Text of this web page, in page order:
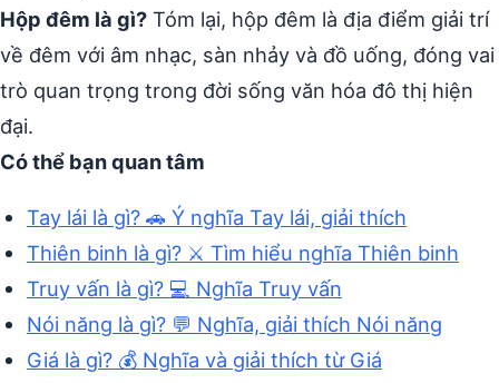
Hộp đêm là gì? Tóm lại, hộp đêm là địa điểm giải trí
về đêm với âm nhạc, sàn nhảy và đồ uống, đóng vai
trò quan trọng trong đời sống văn hóa đô thị hiện
đại.
Có thể bạn quan tâm
Tay lái là gì? 🚗 Ý nghĩa Tay lái, giải thích
Thiên binh là gì? ⚔️ Tìm hiểu nghĩa Thiên binh
Truy vấn là gì? 💻 Nghĩa Truy vấn
Nói năng là gì? 💬 Nghĩa, giải thích Nói năng
Giá là gì? 💰 Nghĩa và giải thích từ Giá